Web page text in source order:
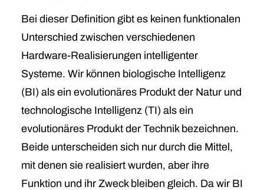
Bei dieser Definition gibt es keinen funktionalen
Unterschied zwischen verschiedenen
Hardware-Realisierungen intelligenter
Systeme. Wir können biologische Intelligenz
(BI) als ein evolutionäres Produkt der Natur und
technologische Intelligenz (TI) als ein
evolutionäres Produkt der Technik bezeichnen.
Beide unterscheiden sich nur durch die Mittel,
mit denen sie realisiert wurden, aber ihre
Funktion und ihr Zweck bleiben gleich. Da wir BI